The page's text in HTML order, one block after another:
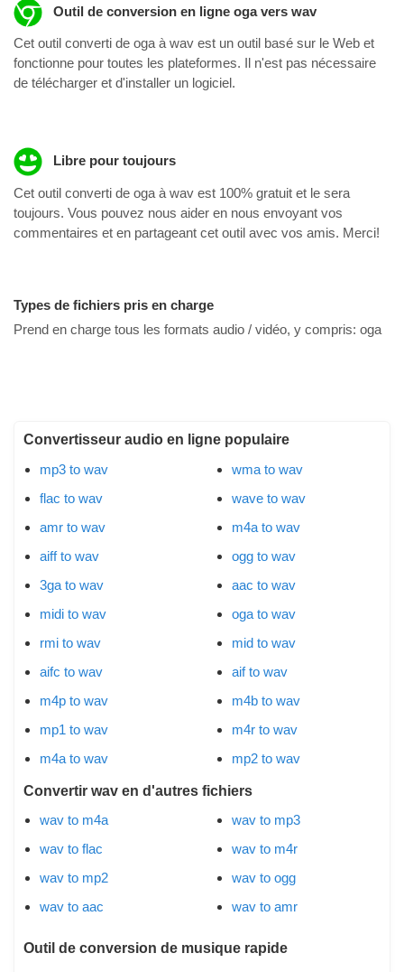
Outil de conversion en ligne oga vers wav
Cet outil converti de oga à wav est un outil basé sur le Web et
fonctionne pour toutes les plateformes. Il n'est pas nécessaire
de télécharger et d'installer un logiciel.
Libre pour toujours
Cet outil converti de oga à wav est 100% gratuit et le sera
toujours. Vous pouvez nous aider en nous envoyant vos
commentaires et en partageant cet outil avec vos amis. Merci!
Types de fichiers pris en charge
Prend en charge tous les formats audio / vidéo, y compris: oga
Convertisseur audio en ligne populaire
mp3 to wav
flac to wav
amr to wav
aiff to wav
3ga to wav
midi to wav
rmi to wav
aifc to wav
m4p to wav
mp1 to wav
m4a to wav
wma to wav
wave to wav
m4a to wav
ogg to wav
aac to wav
oga to wav
mid to wav
aif to wav
m4b to wav
m4r to wav
mp2 to wav
Convertir wav en d'autres fichiers
wav to m4a
wav to flac
wav to mp2
wav to aac
wav to mp3
wav to m4r
wav to ogg
wav to amr
Outil de conversion de musique rapide